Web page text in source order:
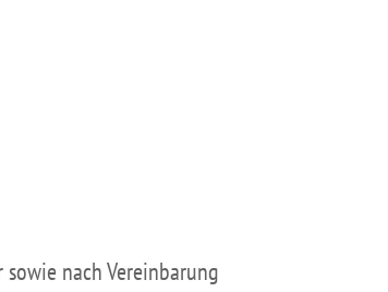
nach Vereinbarung